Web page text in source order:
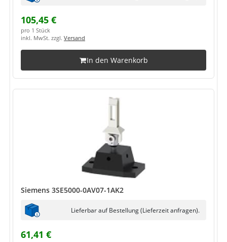
105,45 €
pro 1 Stück
inkl. MwSt. zzgl. Versand
In den Warenkorb
Siemens 3SE5000-0AV07-1AK2
Lieferbar auf Bestellung (Lieferzeit anfragen).
61,41 €